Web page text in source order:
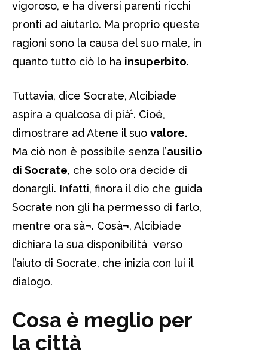
vigoroso, e ha diversi parenti ricchi
pronti ad aiutarlo. Ma proprio queste
ragioni sono la causa del suo male, in
quanto tutto ciò lo ha insuperbito.
Tuttavia, dice Socrate, Alcibiade
aspira a qualcosa di pià¹. Cioè,
dimostrare ad Atene il suo valore.
Ma ciò non è possibile senza l’ausilio
di Socrate, che solo ora decide di
donargli. Infatti, finora il dio che guida
Socrate non gli ha permesso di farlo,
mentre ora sà¬. Cosà¬, Alcibiade
dichiara la sua disponibilità verso
l’aiuto di Socrate, che inizia con lui il
dialogo.
Cosa è meglio per
la città